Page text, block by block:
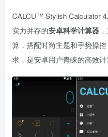
CALCU™ Stylish Calculator
实力并存的安卓科学计算器
算，搭配时尚主题和手势操
求，是安卓用户青睐的高效计